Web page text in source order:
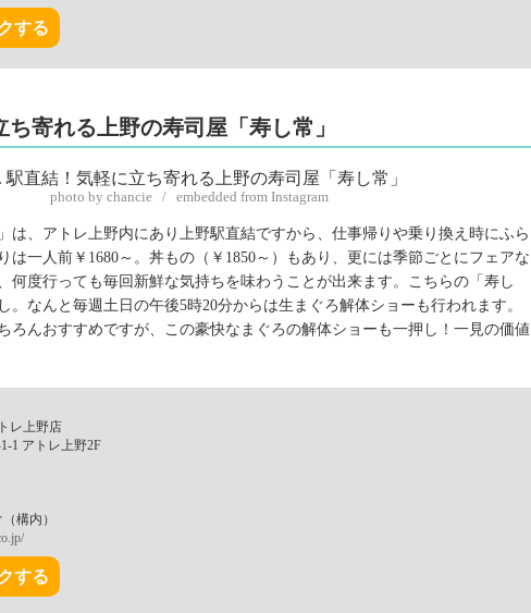
する
寄れる上野の寿司屋「寿し常」
photo by chancie / embedded from Instagram
は、アトレ上野内にあり上野駅直結ですから、仕事帰りや乗り換え時にふら
は一人前￥1680～。丼もの（￥1850～）もあり、更には季節ごとにフェアな
何度行っても毎回新鮮な気持ちを味わうことが出来ます。こちらの「寿し
。なんと毎週土日の午後5時20分からは生まぐろ解体ショーも行われます。
ろんおすすめですが、この豪快なまぐろの解体ショーも一押し！一見の価値
レ上野店
1 アトレ上野2F
構内）
する